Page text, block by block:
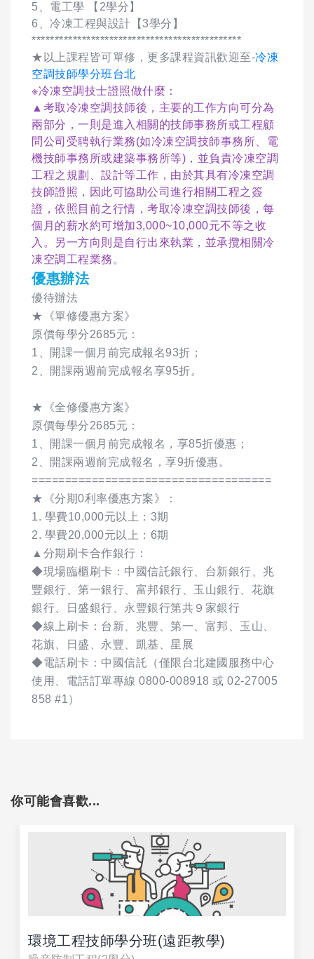
5、電工學 【2學分】
6、冷凍工程與設計【3學分】
**********************************************
★以上課程皆可單修，更多課程資訊歡迎至-冷凍
空調技師學分班台北
※冷凍空調技士證照做什麼：
▲考取冷凍空調技師後，主要的工作方向可分為
兩部分，一則是進入相關的技師事務所或工程顧
問公司受聘執行業務(如冷凍空調技師事務所、電
機技師事務所或建築事務所等)，並負責冷凍空調
工程之規劃、設計等工作，由於其具有冷凍空調
技師證照，因此可協助公司進行相關工程之簽
證，依照目前之行情，考取冷凍空調技師後，每
個月的薪水約可增加3,000~10,000元不等之收
入。另一方向則是自行出來執業，並承攬相關冷
凍空調工程業務。
優惠辦法
優待辦法
★《單修優惠方案》
原價每學分2685元：
1、開課一個月前完成報名93折；
2、開課兩週前完成報名享95折。
★《全修優惠方案》
原價每學分2685元：
1、開課一個月前完成報名，享85折優惠；
2、開課兩週前完成報名，享9折優惠。
====================================
★《分期0利率優惠方案》：
1. 學費10,000元以上：3期
2. 學費20,000元以上：6期
▲分期刷卡合作銀行：
◆現場臨櫃刷卡：中國信託銀行、台新銀行、兆
豐銀行、第一銀行、富邦銀行、玉山銀行、花旗
銀行、日盛銀行、永豐銀行第共９家銀行
◆線上刷卡：台新、兆豐、第一、富邦、玉山、
花旗、日盛、永豐、凱基、星展
◆電話刷卡：中國信託（僅限台北建國服務中心
使用、電話訂單專線 0800-008918 或 02-27005
858 #1）
你可能會喜歡...
環境工程技師學分班(遠距教學)